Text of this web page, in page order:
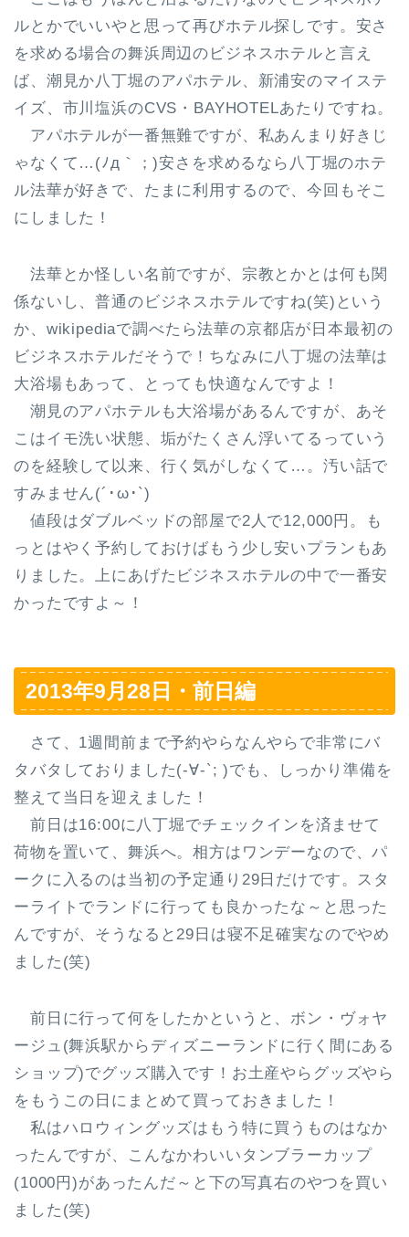
ルとかでいいやと思って再びホテル探しです。安さ
を求める場合の舞浜周辺のビジネスホテルと言え
ば、潮見か八丁堀のアパホテル、新浦安のマイステ
イズ、市川塩浜のCVS・BAYHOTELあたりですね。
アパホテルが一番無難ですが、私あんまり好きじ
ゃなくて…(ﾉд｀；)安さを求めるなら八丁堀のホテ
ル法華が好きで、たまに利用するので、今回もそこ
にしました！
法華とか怪しい名前ですが、宗教とかとは何も関
係ないし、普通のビジネスホテルですね(笑)という
か、wikipediaで調べたら法華の京都店が日本最初の
ビジネスホテルだそうで！ちなみに八丁堀の法華は
大浴場もあって、とっても快適なんですよ！
潮見のアパホテルも大浴場があるんですが、あそ
こはイモ洗い状態、垢がたくさん浮いてるっていう
のを経験して以来、行く気がしなくて…。汚い話で
すみません(´･ω･`)
値段はダブルベッドの部屋で2人で12,000円。も
っとはやく予約しておけばもう少し安いプランもあ
りました。上にあげたビジネスホテルの中で一番安
かったですよ～！
2013年9月28日・前日編
さて、1週間前まで予約やらなんやらで非常にバ
タバタしておりました(-∀-`; )でも、しっかり準備を
整えて当日を迎えました！
前日は16:00に八丁堀でチェックインを済ませて
荷物を置いて、舞浜へ。相方はワンデーなので、パ
ークに入るのは当初の予定通り29日だけです。スタ
ーライトでランドに行っても良かったな～と思った
んですが、そうなると29日は寝不足確実なのでやめ
ました(笑)
前日に行って何をしたかというと、ボン・ヴォヤ
ージュ(舞浜駅からディズニーランドに行く間にある
ショップ)でグッズ購入です！お土産やらグッズやら
をもうこの日にまとめて買っておきました！
私はハロウィングッズはもう特に買うものはなか
ったんですが、こんなかわいいタンブラーカップ
(1000円)があったんだ～と下の写真右のやつを買い
ました(笑)